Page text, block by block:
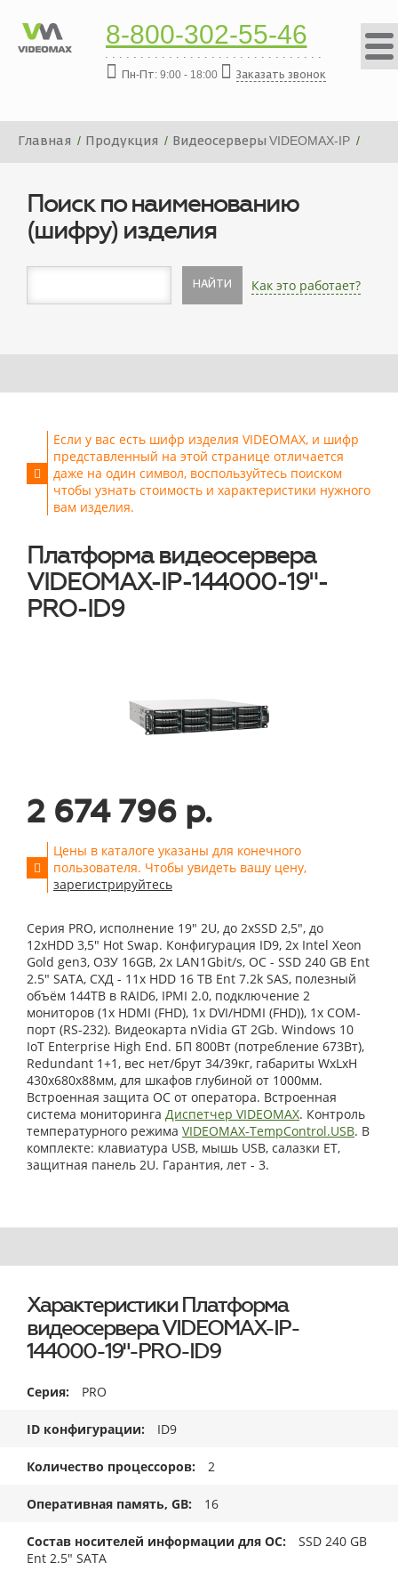
8-800-302-55-46
Пн-Пт: 9:00 - 18:00 Заказать звонок
Главная Продукция
Видеосерверы VIDEOMAX-IP
Поиск по наименованию
(шифру) изделия
НАЙТИ Как это работает?
Если у вас есть шифр изделия VIDEOMAX, и шифр
представленный на этой странице отличается
даже на один символ, воспользуйтесь поиском
чтобы узнать стоимость и характеристики нужного
вам изделия.
Платформа видеосервера
VIDEOMAX-IP-144000-19"-
PRO-ID9
2 674 796 р.
Цены в каталоге указаны для конечного
пользователя. Чтобы увидеть вашу цену,
зарегистрируйтесь
Серия PRO, исполнение 19" 2U, до 2xSSD 2,5", до
12xHDD 3,5" Hot Swap. Конфигурация ID9, 2x Intel Xeon
Gold gen3, ОЗУ 16GB, 2x LAN1Gbit/s, OС - SSD 240 GB Ent
2.5" SATA, СХД - 11x HDD 16 TB Ent 7.2k SAS, полезный
объём 144TB в RAID6, IPMI 2.0, подключение 2
мониторов (1x HDMI (FHD), 1x DVI/HDMI (FHD)), 1x COM-
порт (RS-232). Видеокарта nVidia GT 2Gb. Windows 10
IoT Enterprise High End. БП 800Вт (потребление 673Вт),
Redundant 1+1, вес нет/брут 34/39кг, габариты WxLxH
430x680x88мм, для шкафов глубиной от 1000мм.
Встроенная защита ОС от оператора. Встроенная
система мониторинга Диспетчер VIDEOMAX. Контроль
температурного режима VIDEOMAX-TempControl.USB. В
комплекте: клавиатура USB, мышь USB, салазки ET,
защитная панель 2U. Гарантия, лет - 3.
Характеристики Платформа
видеосервера VIDEOMAX-IP-
144000-19"-PRO-ID9
Серия PRO
ID конфигурации ID9
Количество процессоров 2
Оперативная память, GB 16
Состав носителей информации для ОС
SSD 240 GB
Ent 2.5" SATA